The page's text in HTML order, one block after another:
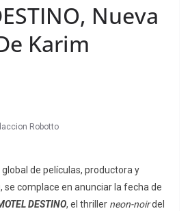
Nueva
Karim
Robotto
de películas, productora y
se complace en anunciar la fecha de
DESTINO, el thriller neon-noirdel